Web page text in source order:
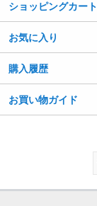
ショッピングカート
お気に入り
購入履歴
お買い物ガイド